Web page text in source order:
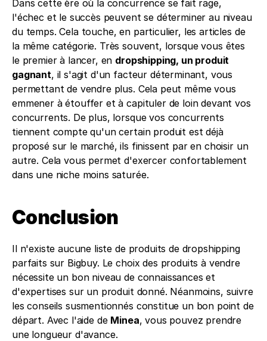
Dans cette ère où la concurrence se fait rage,
l'échec et le succès peuvent se déterminer au niveau
du temps. Cela touche, en particulier, les articles de
la même catégorie. Très souvent, lorsque vous êtes
le premier à lancer, en dropshipping, un produit
gagnant, il s'agit d'un facteur déterminant, vous
permettant de vendre plus. Cela peut même vous
emmener à étouffer et à capituler de loin devant vos
concurrents. De plus, lorsque vos concurrents
tiennent compte qu'un certain produit est déjà
proposé sur le marché, ils finissent par en choisir un
autre. Cela vous permet d'exercer confortablement
dans une niche moins saturée.
Conclusion
Il n'existe aucune liste de produits de dropshipping
parfaits sur Bigbuy. Le choix des produits à vendre
nécessite un bon niveau de connaissances et
d'expertises sur un produit donné. Néanmoins, suivre
les conseils susmentionnés constitue un bon point de
départ. Avec l'aide de Minea, vous pouvez prendre
une longueur d'avance.